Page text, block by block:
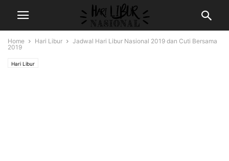
Home Hari Libur
Jadwal Hari Libur Nasional 2019 dan Cuti Bersama
2019
Hari Libur